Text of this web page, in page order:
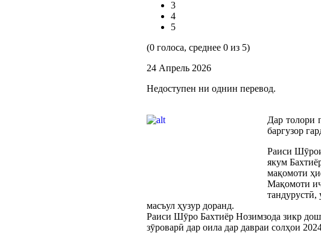
3
4
5
(0 голоса, среднее 0 из 5)
24 Апрель 2026
Недоступен ни однин перевод.
Дар толори
баргузор
Раиси
якум
мақомоти
Мақомоти
масъул ҳузур доранд.
Раиси Шӯро Бахтиёр Нозимзода зикр
зӯроварӣ дар оила дар давраи солҳои